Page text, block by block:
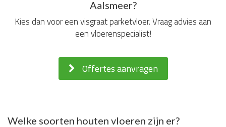
Aalsmeer?
Kies dan voor een visgraat parketvloer. Vraag advies aan
een vloerenspecialist!
Offertes aanvragen
Welke soorten houten vloeren zijn er?